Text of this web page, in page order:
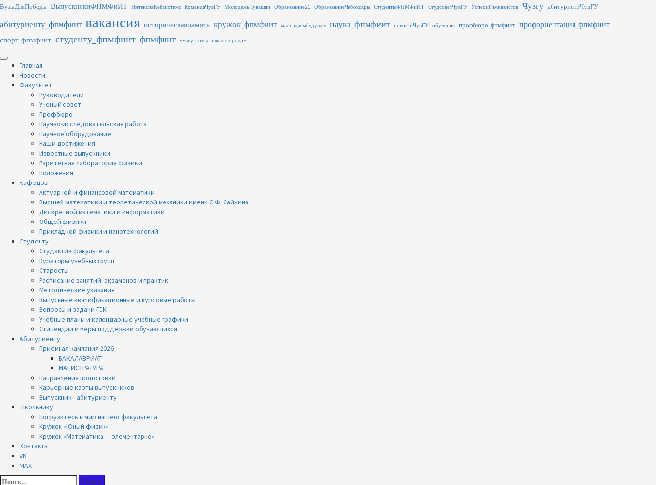
Перейти
содержимому
ВузыДляПобеды ВыпускникиФПМФиИТ ИнтенсивКейсистемс КомандаЧувГУ МолодежьЧувашии Образование21 ОбразованиеЧебоксары СтудентыФПМФиИТ СтудсоветЧувГУ УспехиГимназистов Чувгу абитуриентЧувГУ
абитуриенту_фпмфиит вакансия историческаяпамять кружок_фпмфиит мысоздаембудущее наука_фпмфиит новостиЧувГУ обучение профбюро_фпмфиит профориентация_фпмфиит
спорт_фпмфиит студенту_фпмфиит фпмфиит чувгуэтомы школыгородаЧ
Основное
меню
Главная
Новости
Факультет
Руководители
Ученый совет
Профбюро
Научно-исследовательская работа
Научное оборудование
Наши достижения
Известные выпускники
Раритетная лаборатория физики
Положения
Кафедры
Актуарной и финансовой математики
Высшей математики и теоретической механики имени С.Ф. Сайкина
Дискретной математики и информатики
Общей физики
Прикладной физики и нанотехнологий
Студенту
Студактив факультета
Кураторы учебных групп
Старосты
Расписание занятий, экзаменов и практик
Методические указания
Выпускные квалификационные и курсовые работы
Вопросы и задачи ГЭК
Учебные планы и календарные учебные графики
Стипендии и меры поддержки обучающихся
Абитуриенту
Приёмная кампания 2026
БАКАЛАВРИАТ
МАГИСТРАТУРА
Направления подготовки
Карьерные карты выпускников
Выпускник - абитуриенту
Школьнику
Погрузитесь в мир нашего факультета
Кружок «Юный физик»
Кружок «Математика — элементарно»
Контакты
VK
MAX
Найти: